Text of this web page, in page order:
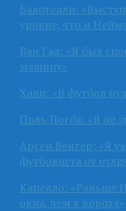
Балотелли:
уровне, что и
Ван Гал: «Я был
машину»
Хави: «В футбол
Поль Погба: «Я не
Арсен Венгер: «Я
футболиста от
Капелло: «Раньше
окна, чем в ворота»